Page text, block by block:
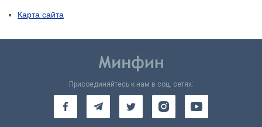
Карта сайта
Присоединяйтесь к нам в соц. сетях: